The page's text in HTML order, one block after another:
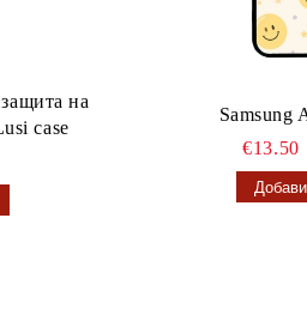
на
case
Samsung
€13.50